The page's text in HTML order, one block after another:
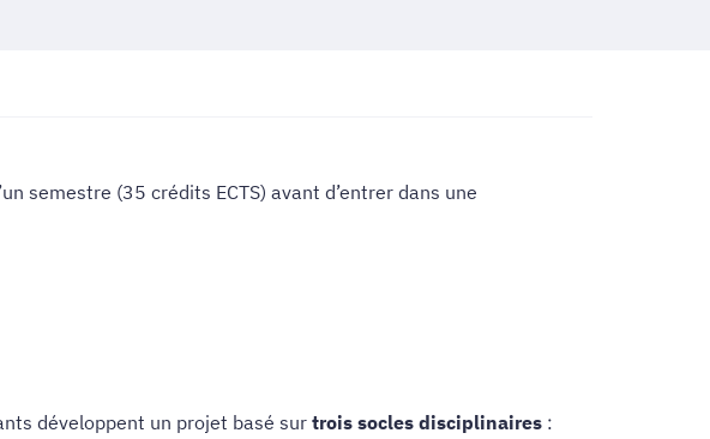
semestre (35 crédits ECTS) avant d’entrer dans une
développent un projet basé surtrois socles disciplinaires :